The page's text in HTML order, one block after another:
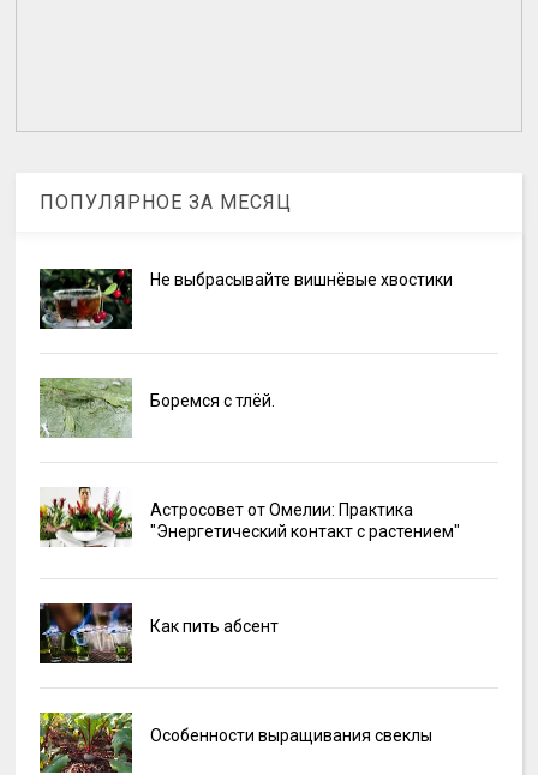
ПОПУЛЯРНОЕ ЗА МЕСЯЦ
Не выбрасывайте вишнёвые хвостики
Боремся с тлёй.
Астросовет от Омелии: Практика
"Энергетический контакт с растением"
Как пить абсент
Особенности выращивания свеклы